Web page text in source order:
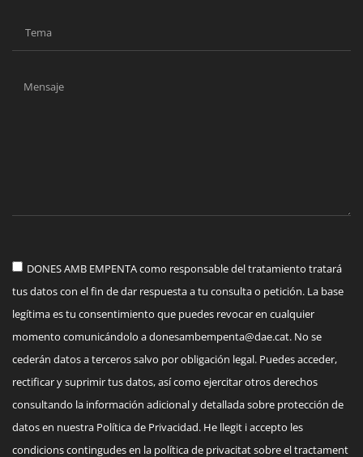
DONES AMB EMPENTA como responsable del tratamiento tratará
tus datos con el fin de dar respuesta a tu consulta o petición. La base
legítima es tu consentimiento que puedes revocar en cualquier
momento comunicándolo adonesambempenta@dae.cat. No se
cederán datos a terceros salvo por obligación legal. Puedes acceder,
rectificar y suprimir tus datos, así como ejercitar otros derechos
consultando la información adicional y detallada sobre protección de
datos en nuestra Política de Privacidad. He llegit i accepto les
condicions contingudes en la política de privacitat sobre el tractament